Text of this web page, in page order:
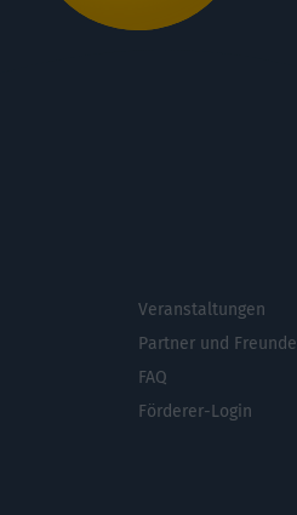
Veranstaltungen
Partner und Freunde
FAQ
Förderer-Login